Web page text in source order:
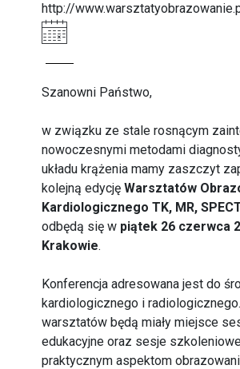
http://
Szanowni Państwo,
w związku ze stale rosnącym
nowoczesnymi metodami
układu krążenia mamy zaszczyt
kolejną edycjęWarsztatów
Kardiologicznego TK, MR,
odbędą się w piątek 26 czerwca
Krakowie.
Konferencja adresowana jest do
kardiologicznego i
warsztatów będą miały miejsce
edukacyjne oraz sesje
praktycznym aspektom